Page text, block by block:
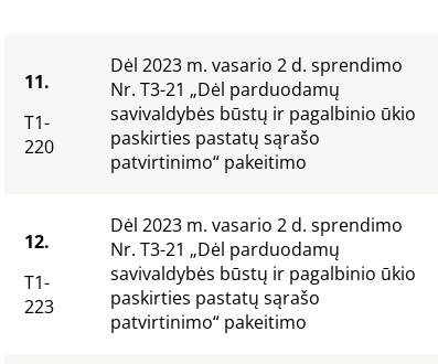
11.
T1-
220
Dėl 2023 m. vasario 2 d. sprendimo
Nr. T3-21 „Dėl parduodamų
savivaldybės būstų ir pagalbinio ūkio
paskirties pastatų sąrašo
patvirtinimo“ pakeitimo
12.
T1-
223
Dėl 2023 m. vasario 2 d. sprendimo
Nr. T3-21 „Dėl parduodamų
savivaldybės būstų ir pagalbinio ūkio
paskirties pastatų sąrašo
patvirtinimo“ pakeitimo